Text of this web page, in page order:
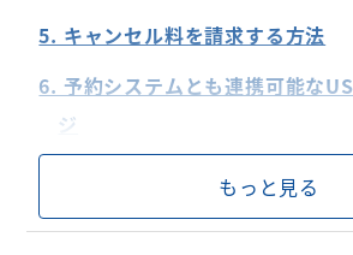
店舗の評判への悪影響
予約者へのリマインド
5. キャンセル料を請求する方法
キャンセル料の決め方と金額の相
実際にキャンセル料を請求する手
6. 予約システムとも連携可能な
ジ
7. 飲食店のキャンセル料を適切に
もっと見る